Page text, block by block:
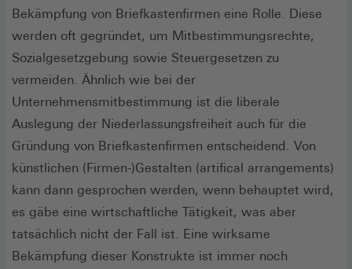
Bekämpfung von Briefkastenfirmen eine Rolle. Diese
werden oft gegründet, um Mitbestimmungsrechte,
Sozialgesetzgebung sowie Steuergesetzen zu
vermeiden. Ähnlich wie bei der
Unternehmensmitbestimmung ist die liberale
Auslegung der Niederlassungsfreiheit auch für die
Gründung von Briefkastenfirmen entscheidend. Von
künstlichen (Firmen-)Gestalten (artifical arrangements)
kann dann gesprochen werden, wenn behauptet wird,
es gäbe eine wirtschaftliche Tätigkeit, was aber
tatsächlich nicht der Fall ist. Eine wirksame
Bekämpfung dieser Konstrukte ist immer noch